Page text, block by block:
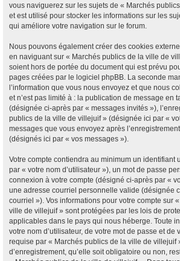
vous naviguerez sur les sujets de « Marchés
et est utilisé pour stocker les informations sur les
qui améliore votre navigation sur le forum.
Nous pouvons également créer des cookies
en naviguant sur « Marchés publics de la ville de
soient hors de portée du document qui est prévu
pages créées par le logiciel phpBB. La seconde
l’information que vous nous envoyez et que nous
et n’est pas limité à : la publication de message en
(désignée ci-après par « messages invités »),
publics de la ville de villejuif » (désignée ici par «
messages que vous envoyez après
(désignés ici par « vos messages »).
Votre compte contiendra au minimum un identifiant
par « votre nom d’utilisateur »), un mot de passe
connexion à votre compte (désigné ci-après par «
une adresse courriel personnelle valide (désignée
courriel »). Vos informations pour votre compte sur
ville de villejuif » sont protégées par les lois de
applicables dans le pays qui nous héberge. Toute
votre nom d’utilisateur, de votre mot de passe et de
requise par « Marchés publics de la ville de villejuif
d’enregistrement, qu’elle soit obligatoire ou non,